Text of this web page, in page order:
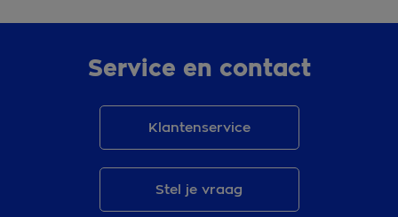
Service en contact
Klantenservice
Stel je vraag